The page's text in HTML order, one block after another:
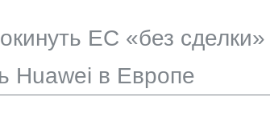
ЕС «без сделки»
Huawei в Европе